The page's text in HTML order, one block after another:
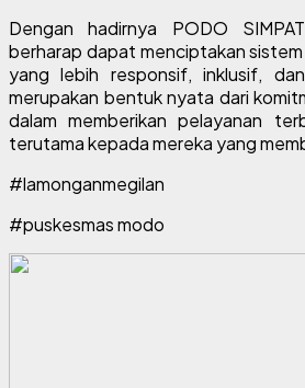
Dengan hadirnya PODO
berharap dapat menciptakan
yang lebih responsif, inklusif,
merupakan bentuk nyata dari
dalam memberikan pelayanan
terutama kepada mereka yang
#lamonganmegilan
#puskesmas modo